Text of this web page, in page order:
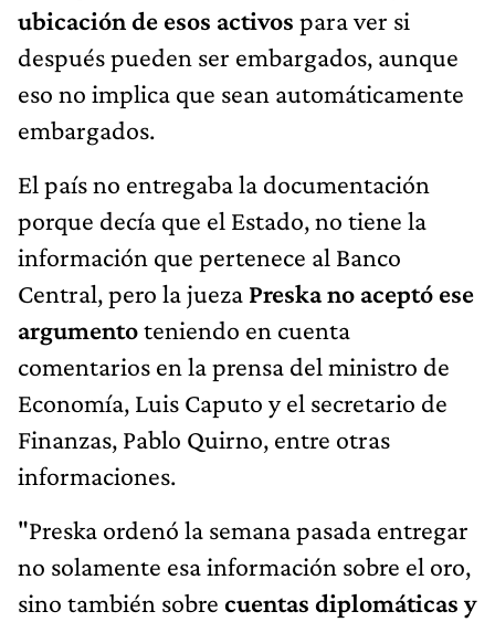
ubicación de esos activos para ver si
después pueden ser embargados, aunque
eso no implica que sean automáticamente
embargados.
El país no entregaba la documentación
porque decía que el Estado, no tiene la
información que pertenece al Banco
Central, pero la jueza Preska no aceptó ese
argumentoteniendo en cuenta
comentarios en la prensa del ministro de
Economía, Luis Caputo y el secretario de
Finanzas, Pablo Quirno, entre otras
informaciones.
"Preska ordenó la semana pasada entregar
no solamente esa información sobre el oro,
sino también sobre cuentas diplomáticas y